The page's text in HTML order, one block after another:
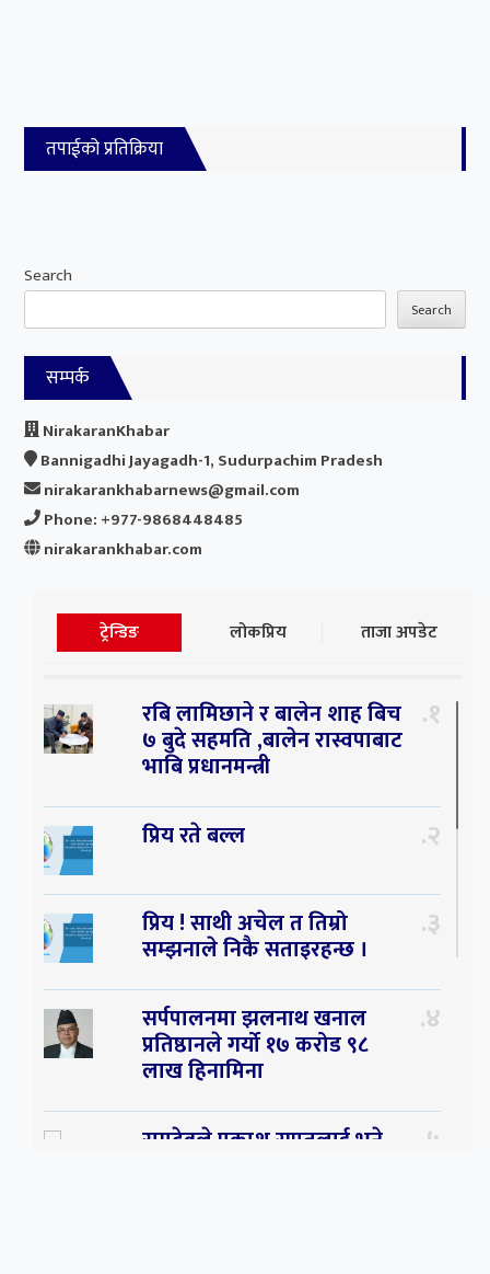
तपाईको प्रतिक्रिया
Search
Search
सम्पर्क
NirakaranKhabar
Bannigadhi Jayagadh-1, Sudurpachim Pradesh
nirakarankhabarnews@gmail.com
Phone: +977-9868448485
nirakarankhabar.com
ट्रेन्डिङ लोकप्रिय ताजा अपडेट
रबि लामिछाने र बालेन शाह बिच
७ बुदे सहमति ,बालेन रास्वपाबाट
भाबि प्रधानमन्त्री
१
प्रिय रते बल्ल २
प्रिय ! साथी अचेल त तिम्रो
सम्झनाले निकै सताइरहन्छ ।
३
सर्पपालनमा झलनाथ खनाल
प्रतिष्ठानले गर्यो १७ करोड ९८
लाख हिनामिना
४
रामदेवले प्रकाश सपुतलाई भने ५